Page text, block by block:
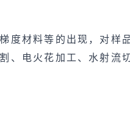
度材料等的出现，对样
、电火花加工、水射流